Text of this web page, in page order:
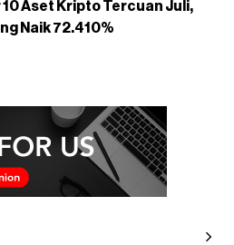
Aset Kripto Tercuan Juli,
Naik 72.410%